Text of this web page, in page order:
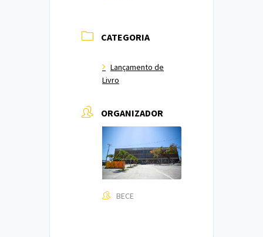
CATEGORIA
Lançamento de
Livro
ORGANIZADOR
BECE